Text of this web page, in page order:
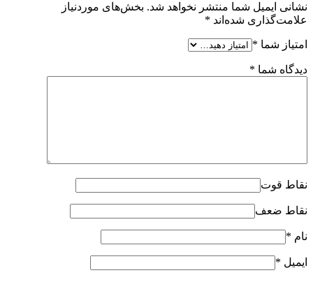
نشانی ایمیل شما منتشر نخواهد شد. بخش‌های موردنیاز
علامت‌گذاری شده‌اند *
امتیاز شما *
دیدگاه شما *
نقاط قوت
نقاط ضعف
نام *
ایمیل *